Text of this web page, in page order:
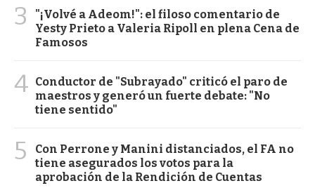
3
"¡Volvé a Adeom!": el filoso comentario de
Yesty Prieto a Valeria Ripoll en plena Cena de
Famosos
4 Conductor de "Subrayado" criticó el paro de
maestros y generó un fuerte debate: "No
tiene sentido"
5
Con Perrone y Manini distanciados, el FA no
tiene asegurados los votos para la
aprobación de la Rendición de Cuentas